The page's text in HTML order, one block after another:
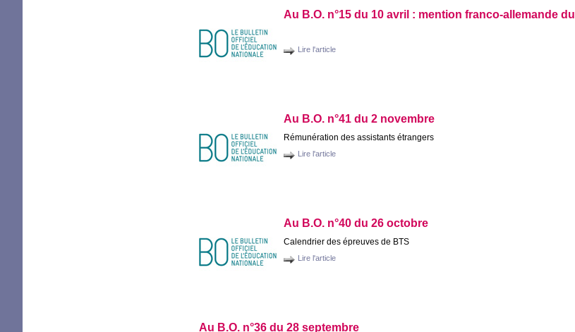
Au B.O. n°15 du 10 avril : mention franco-allemande du
Lire l'article
Au B.O. n°41 du 2 novembre
Rémunération des assistants étrangers
Lire l'article
Au B.O. n°40 du 26 octobre
Calendrier des épreuves de BTS
Lire l'article
Au B.O. n°36 du 28 septembre